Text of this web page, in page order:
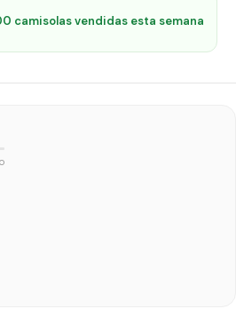
camisolas vendidas esta semana